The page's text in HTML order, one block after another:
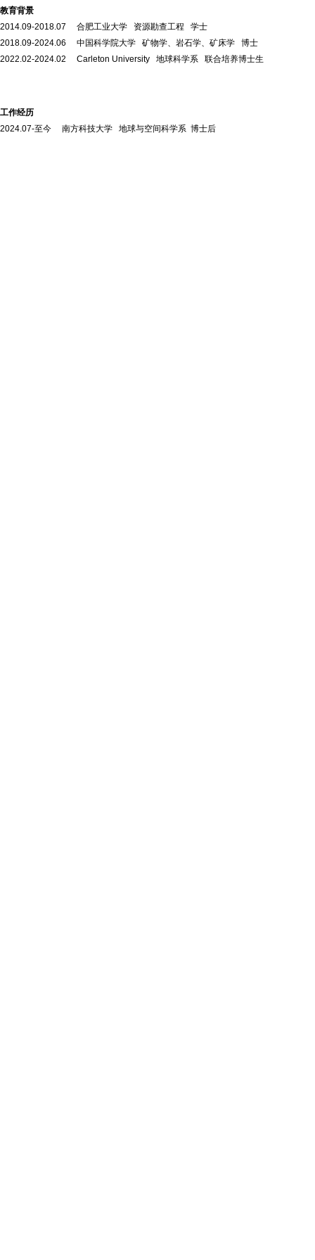
教育背景
2014.09-2018.07 合肥工业大学 资源勘查工程 学士
2018.09-2024.06 中国科学院大学 矿物学、岩石学、矿床学 博士
2022.02-2024.02 Carleton University 地球科学系 联合培养博士生
工作经历
2024.07-至今
南方科技大学 地球与空间科学系 博士后